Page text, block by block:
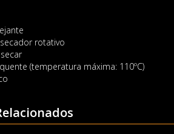
rotativo
(temperatura máxima: 110ºC)